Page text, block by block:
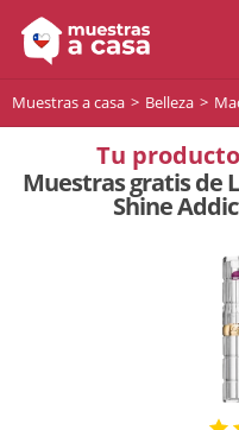
Muestras a casa Belleza
Tu
Muestras gratis de
Shine